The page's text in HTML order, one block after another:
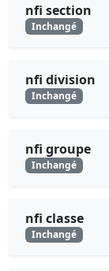
nfi section
Inchangé
nfi division
Inchangé
nfi groupe
Inchangé
nfi classe
Inchangé